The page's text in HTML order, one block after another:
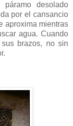
páramo desolado
por el cansancio
aproxima mientras
agua. Cuando
brazos, no sin